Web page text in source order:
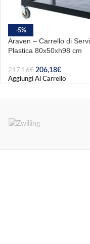
-5%
Araven – Carrello di
Plastica 80x50xh98 cm
217,16€ 206,18€
Aggiungi Al Carrello